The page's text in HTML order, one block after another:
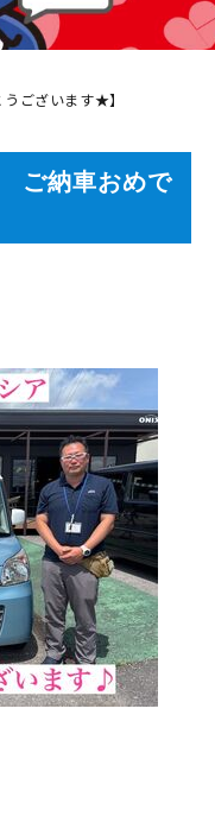
ございます★】
ご納車おめで